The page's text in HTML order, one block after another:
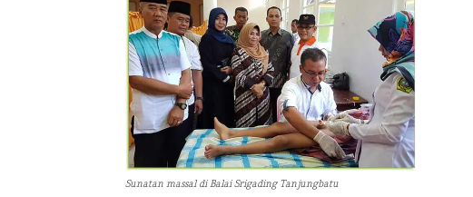
Sunatan massal di Balai Srigading Tanjungbatu